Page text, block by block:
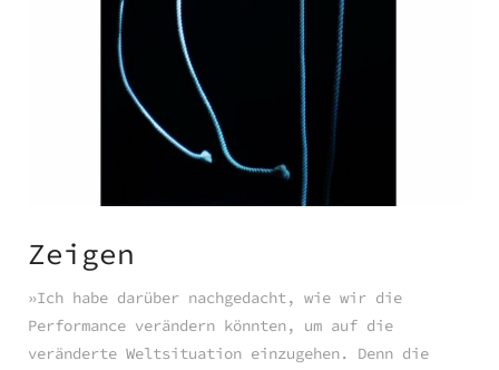
Zeigen
»Ich habe darüber nachgedacht, wie wir die
Performance verändern könnten, um auf die
veränderte Weltsituation einzugehen. Denn die